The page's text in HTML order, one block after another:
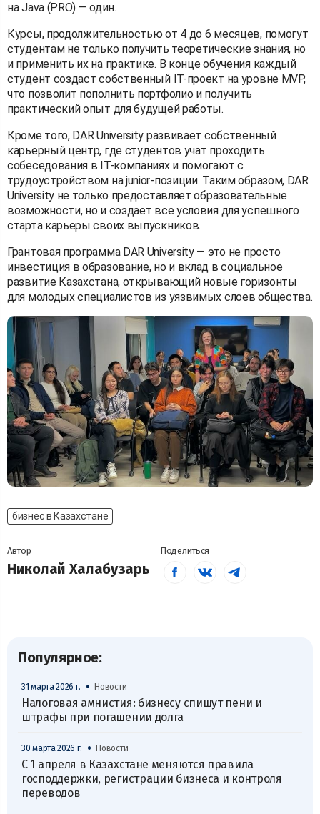
на Java (PRO) — один.
Курсы, продолжительностью от 4 до 6 месяцев, помогут
студентам не только получить теоретические знания, но
и применить их на практике. В конце обучения каждый
студент создаст собственный IT-проект на уровне MVP,
что позволит пополнить портфолио и получить
практический опыт для будущей работы.
Кроме того, DAR University развивает собственный
карьерный центр, где студентов учат проходить
собеседования в IT-компаниях и помогают с
трудоустройством на junior-позиции. Таким образом, DAR
University не только предоставляет образовательные
возможности, но и создает все условия для успешного
старта карьеры своих выпускников.
Грантовая программа DAR University — это не просто
инвестиция в образование, но и вклад в социальное
развитие Казахстана, открывающий новые горизонты
для молодых специалистов из уязвимых слоев общества.
бизнес в Казахстане
Автор
Николай Халабузарь
Поделиться
Популярное:
31 марта 2026 г. • Новости
Налоговая амнистия: бизнесу спишут пени и
штрафы при погашении долга
30 марта 2026 г. • Новости
С 1 апреля в Казахстане меняются правила
господдержки, регистрации бизнеса и контроля
переводов